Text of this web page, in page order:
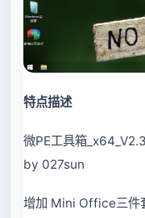
特点描述
微PE工具箱
by 027sun
增加 Mini Office三件